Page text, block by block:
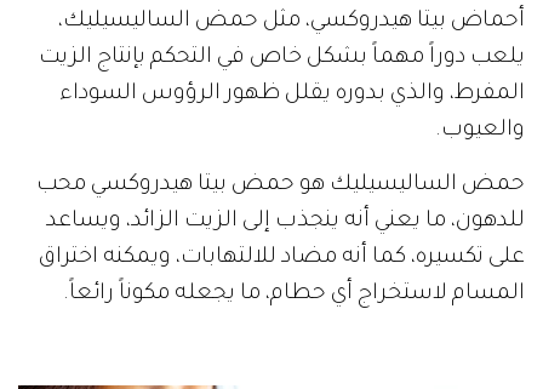
أحماض بيتا هيدروكسي، مثل حمض الساليسيليك،
يلعب دوراً مهماً بشكل خاص في التحكم بإنتاج الزيت
المفرط، والذي بدوره يقلل ظهور الرؤوس السوداء
والعيوب.
حمض الساليسيليك هو حمض بيتا هيدروكسي محب
للدهون، ما يعني أنه ينجذب إلى الزيت الزائد، ويساعد
على تكسيره، كما أنه مضاد للالتهابات، ويمكنه اختراق
المسام لاستخراج أي حطام، ما يجعله مكوناً رائعاً.